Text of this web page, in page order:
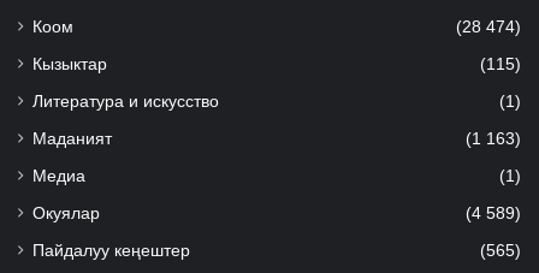
Коом (28 474)
Кызыктар (115)
Литература и искусство (1)
Маданият (1 163)
Медиа (1)
Окуялар (4 589)
Пайдалуу кеңештер (565)